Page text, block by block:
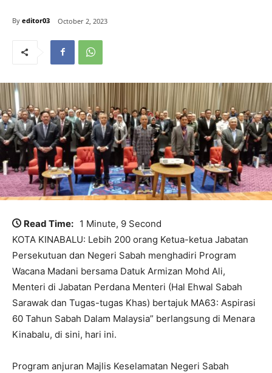
By editor03 October 2, 2023
Read Time: 1 Minute, 9 Second
KOTA KINABALU: Lebih 200 orang Ketua-ketua Jabatan
Persekutuan dan Negeri Sabah menghadiri Program
Wacana Madani bersama Datuk Armizan Mohd Ali,
Menteri di Jabatan Perdana Menteri (Hal Ehwal Sabah
Sarawak dan Tugas-tugas Khas) bertajuk MA63: Aspirasi
60 Tahun Sabah Dalam Malaysia” berlangsung di Menara
Kinabalu, di sini, hari ini.
Program anjuran Majlis Keselamatan Negeri Sabah